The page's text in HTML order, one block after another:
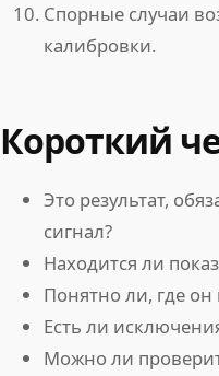
Спорные случаи
калибровки.
Короткий
Это результат,
сигнал?
Находится ли
Понятно ли, где
Есть ли
Можно ли